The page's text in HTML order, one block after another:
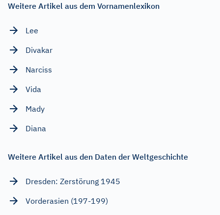
Weitere Artikel aus dem Vornamenlexikon
Lee
Divakar
Narciss
Vida
Mady
Diana
Weitere Artikel aus den Daten der Weltgeschichte
Dresden: Zerstörung 1945
Vorderasien (197-199)